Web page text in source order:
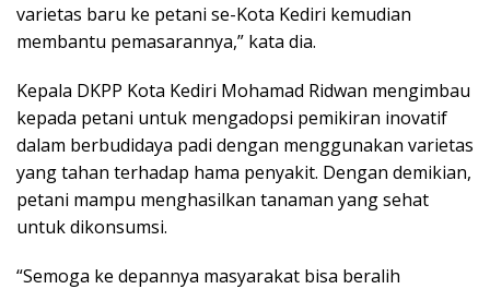
varietas baru ke petani se-Kota Kediri kemudian
membantu pemasarannya,” kata dia.
Kepala DKPP Kota Kediri Mohamad Ridwan mengimbau
kepada petani untuk mengadopsi pemikiran inovatif
dalam berbudidaya padi dengan menggunakan varietas
yang tahan terhadap hama penyakit. Dengan demikian,
petani mampu menghasilkan tanaman yang sehat
untuk dikonsumsi.
“Semoga ke depannya masyarakat bisa beralih